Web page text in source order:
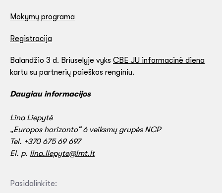
Mokymų programa
Registracija
Balandžio 3 d. Briuselyje vyks CBE JU informacinė diena
kartu su partnerių paieškos renginiu.
Daugiau informacijos
Lina Liepytė
„Europos horizonto“ 6 veiksmų grupės NCP
Tel. +370 675 69 697
El. p. lina.liepyte@lmt.lt
Pasidalinkite: